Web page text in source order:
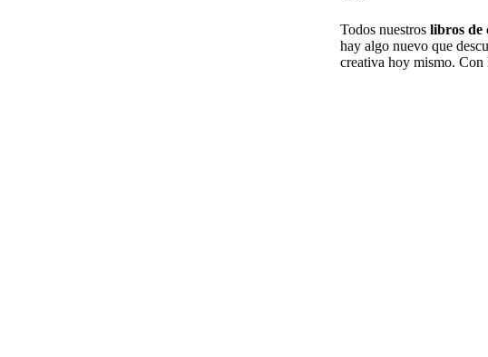
Todos nuestros libros de
hay algo nuevo que
creativa hoy mismo. Con